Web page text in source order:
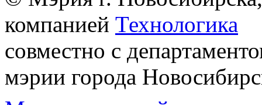
компанией Технологика
совместно с
мэрии города